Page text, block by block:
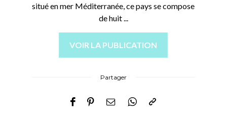
situé en mer Méditerranée, ce pays se compose
de huit ...
VOIR LA PUBLICATION
Partager